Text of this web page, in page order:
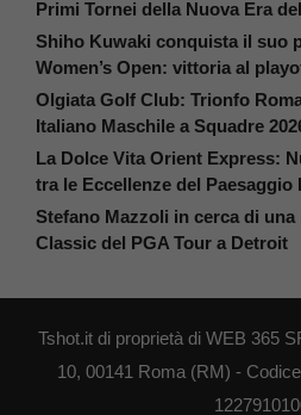
Primi Tornei della Nuova Era
Shiho Kuwaki conquista il suo
Women’s Open: vittoria al
Olgiata Golf Club: Trionfo
Italiano Maschile a Squadre
La Dolce Vita Orient Express:
tra le Eccellenze del Paesaggio
Stefano Mazzoli in cerca di
Classic del PGA Tour a Detroit
Tshot.it di proprietà di WEB 365
10, 00141 Roma (RM) -